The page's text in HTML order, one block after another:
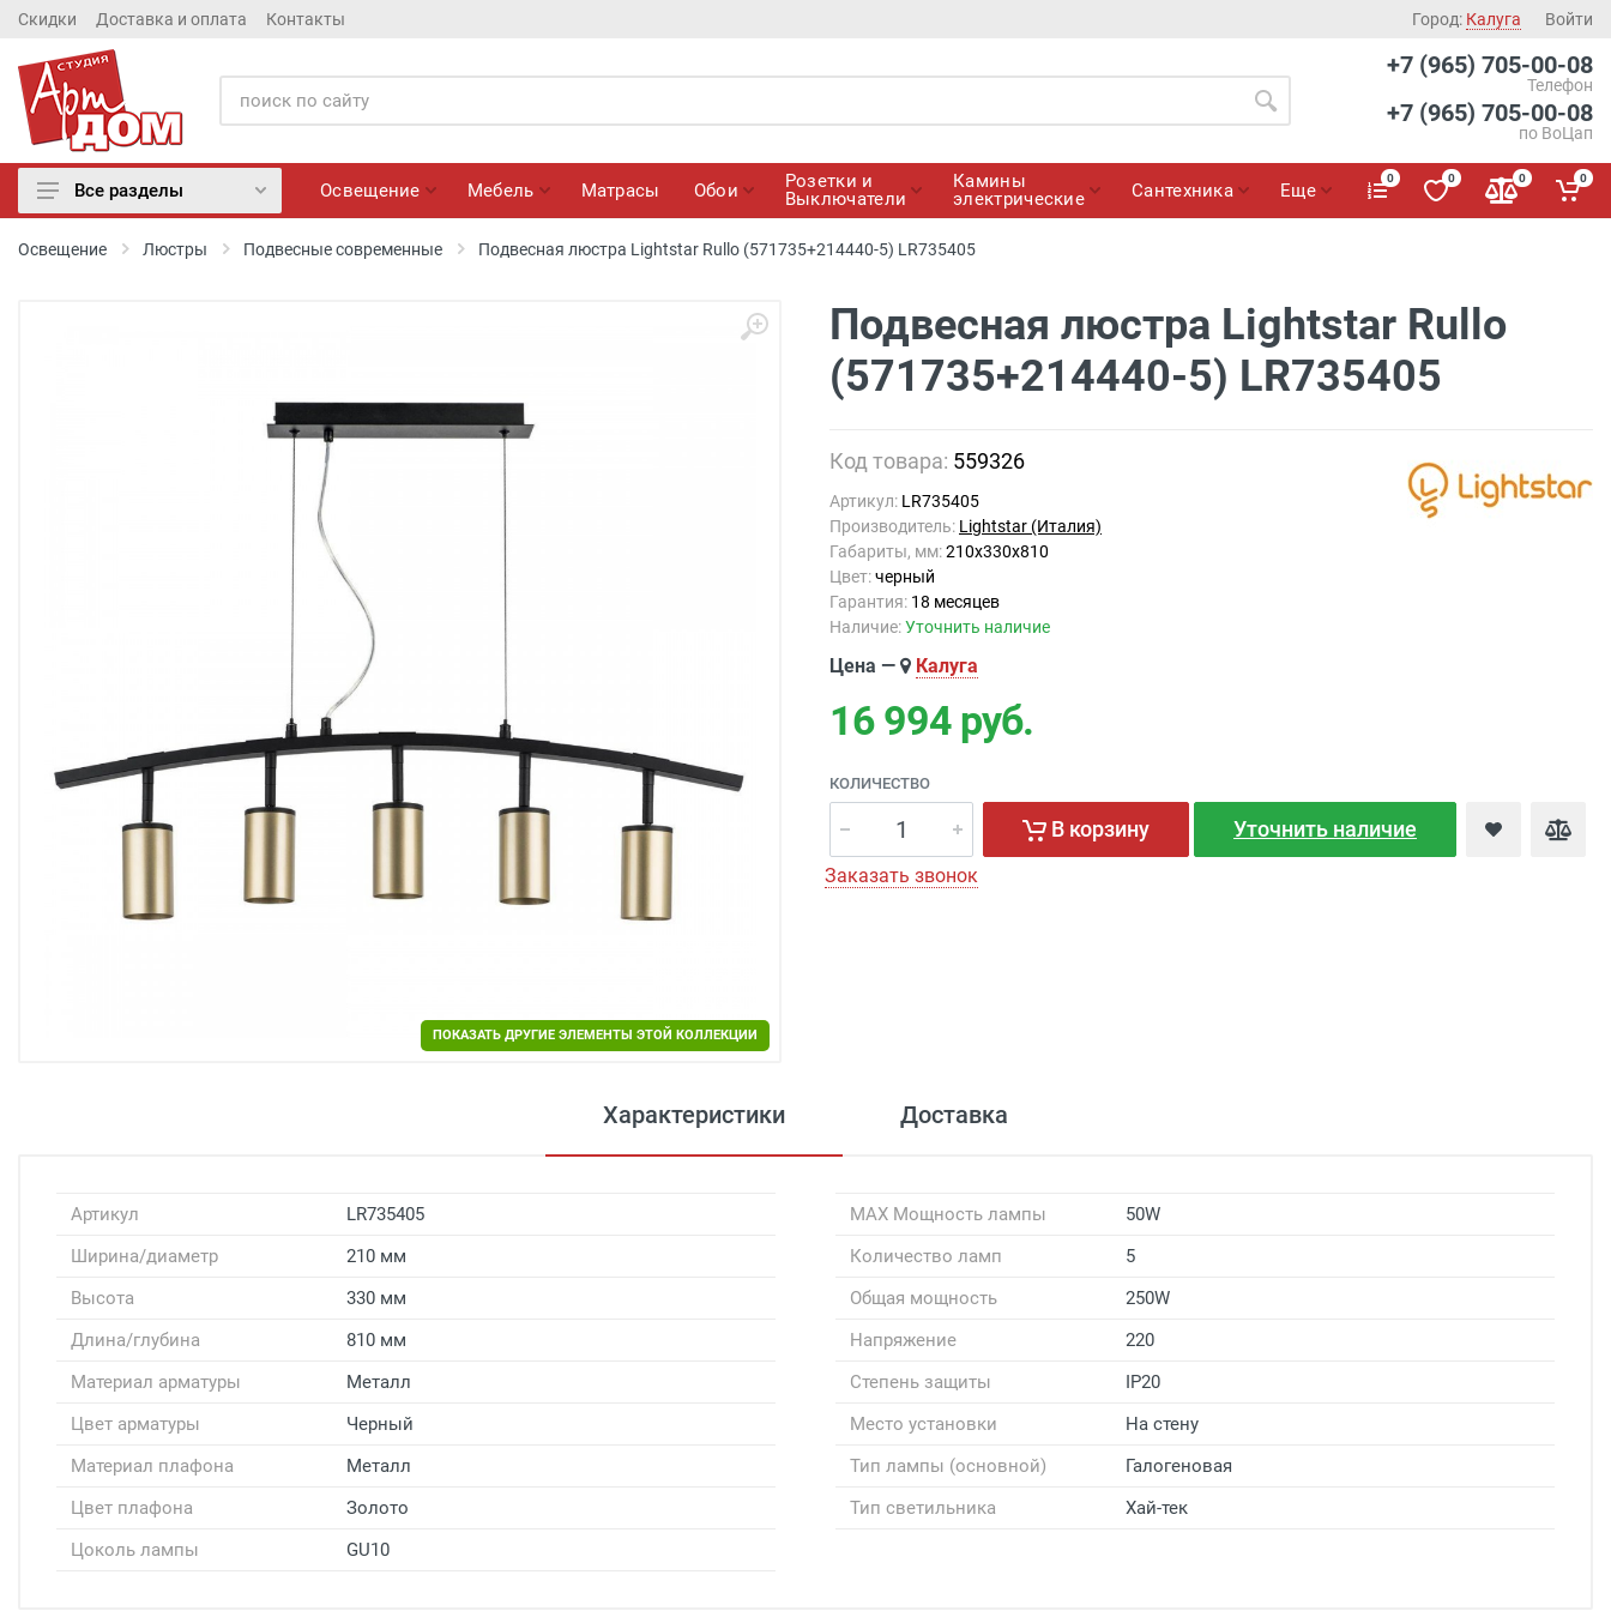
Скидки Доставка и оплата Контакты Город: Калуга Войти
+7 (965) 705-00-08
Телефон
+7 (965) 705-00-08
по ВоЦап
Все разделы Освещение Мебель Матрасы Обои
Розетки и
Выключатели
Камины
электрические
Сантехника Еще
0 0 0 0
Освещение Люстры Подвесные современные Подвесная люстра Lightstar Rullo (571735+214440-5) LR735405
ПОКАЗАТЬ ДРУГИЕ ЭЛЕМЕНТЫ ЭТОЙ КОЛЛЕКЦИИ
Подвесная люстра Lightstar Rullo
(571735+214440-5) LR735405
Код товара: 559326
Артикул: LR735405
Производитель: Lightstar (Италия)
Габариты, мм:210x330x810
Цвет:черный
Гарантия: 18 месяцев
Наличие:Уточнить наличие
Цена — Калуга
16 994 руб.
КОЛИЧЕСТВО
В корзину Уточнить наличие
Заказать звонок
Характеристики Доставка
Артикул
LR735405
Ширина/диаметр
210 мм
Высота
330 мм
Длина/глубина
810 мм
Материал арматуры
Металл
Цвет арматуры
Черный
Материал плафона
Металл
Цвет плафона
Золото
Цоколь лампы
GU10
MAX Мощность лампы
50W
Количество ламп
5
Общая мощность
250W
Напряжение
220
Степень защиты
IP20
Место установки
На стену
Тип лампы (основной)
Галогеновая
Тип светильника
Хай-тек